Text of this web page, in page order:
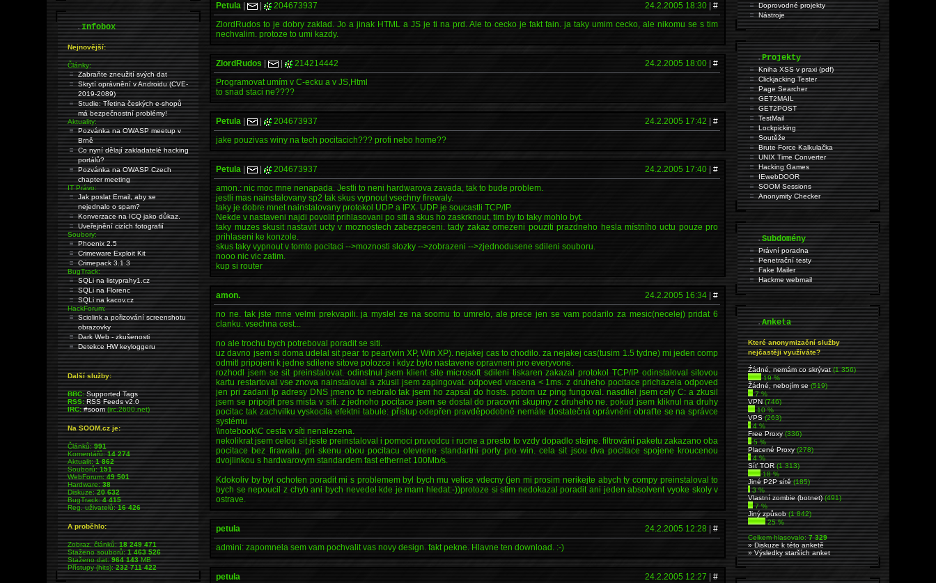
Petula | | 204673937 24.2.2005 18:30 |#
ZlordRudos to je dobry zaklad. Jo a jinak HTML a JS je ti na prd. Ale to cecko je fakt fain. ja taky umim cecko, ale nikomu se s tim
nechvalim. protoze to umi kazdy.
ZlordRudos | | 214214442 24.2.2005 18:00 |#
Programovat umím v C-ecku a v JS,Html
to snad staci ne????
Petula | | 204673937 24.2.2005 17:42 |#
jake pouzivas winy na tech pocitacich??? profi nebo home??
Petula | | 204673937 24.2.2005 17:40 |#
amon.: nic moc mne nenapada. Jestli to neni hardwarova zavada, tak to bude problem.
jestli mas nainstalovany sp2 tak skus vypnout vsechny firewaly.
taky je dobre mnet nainstalovany protokol UDP a IPX. UDP je soucastli TCP/IP.
Nekde v nastaveni najdi povolit prihlasovani po siti a skus ho zaskrknout, tim by to taky mohlo byt.
taky muzes skusit nastavit ucty v moznostech zabezpeceni. tady zakaz omezeni pouziti prazdneho hesla místního uctu pouze pro
prihlaseni ke konzole.
skus taky vypnout v tomto pocitaci -->moznosti slozky -->zobrazeni -->zjednodusene sdileni souboru.
nooo nic vic zatim.
kup si router
amon. 24.2.2005 16:34 |#
no ne. tak jste mne velmi prekvapili. ja myslel ze na soomu to umrelo, ale prece jen se vam podarilo za mesic(necelej) pridat 6
clanku. vsechna cest...
no ale trochu bych potreboval poradit se siti.
uz davno jsem si doma udelal sit pear to pear(win XP, Win XP). nejakej cas to chodilo. za nejakej cas(tusim 1.5 tydne) mi jeden comp
odmitl pripojeni k jedne sdilene sitove polozce i kdyz bylo nastavene opravneni pro everyvone.
rozhodl jsem se sit preinstalovat. odinstnul jsem klient site microsoft sdileni tiskaren zakazal protokol TCP/IP odinstaloval sitovou
kartu restartoval vse znova nainstaloval a zkusil jsem zapingovat. odpoved vracena < 1ms. z druheho pocitace prichazela odpoved
jen pri zadani Ip adresy DNS jmeno to nebralo tak jsem ho zapsal do hosts. potom uz ping fungoval. nasdilel jsem cely C: a zkusil
jsem se pripojit pres mista v siti. z jednoho pocitace jsem se dostal do pracovni skupiny z druheho ne. pokud jsem kliknul na druhy
pocitac tak zachvilku vyskocila efektni tabule: přístup odepřen pravděpodobně nemáte dostatečná oprávnění obraťte se na správce
systému
\\notebook\C cesta v síti nenalezena.
nekolikrat jsem celou sit jeste preinstaloval i pomoci pruvodcu i rucne a presto to vzdy dopadlo stejne. filtrování paketu zakazano oba
pocitace bez firawalu. pri skenu obou pocitacu otevrene standartni porty pro win. cela sit jsou dva pocitace spojene kroucenou
dvojlinkou s hardwarovym standardem fast ethernet 100Mb/s.
Kdokoliv by byl ochoten poradit mi s problemem byl bych mu velice vdecny (jen mi prosim nerikejte abych ty compy preinstaloval to
bych se nepoucil z chyb ani bych nevedel kde je mam hledat:-))protoze si stim nedokazal poradit ani jeden absolvent vyoke skoly v
ostrave.
petula 24.2.2005 12:28 |#
admini: zapomnela sem vam pochvalit vas novy design. fakt pekne. Hlavne ten download. :-)
petula 24.2.2005 12:27 |#
.Infobox
Nejnovější:
Články:
Zabraňte zneužití svých dat
Skrytí oprávnění v Androidu (CVE-
2019-2089)
Studie: Třetina českých e-shopů
má bezpečnostní problémy!
Aktuality:
Pozvánka na OWASP meetup v
Brně
Co nyní dělají zakladatelé hacking
portálů?
Pozvánka na OWASP Czech
chapter meeting
IT Právo:
Jak poslat Email, aby se
nejednalo o spam?
Konverzace na ICQ jako důkaz.
Uveřejnění cizích fotografií
Soubory:
Phoenix 2.5
Crimeware Exploit Kit
Crimepack 3.1.3
BugTrack:
SQLi na listyprahy1.cz
SQLi na Florenc
SQLi na kacov.cz
HackForum:
Sciolink a pořizování screenshotu
obrazovky
Dark Web - zkušenosti
Detekce HW keyloggeru
Další služby:
BBC: Supported Tags
RSS: RSS Feeds v2.0
IRC: #soom(irc.2600.net)
Na SOOM.cz je:
Článků:991
Komentářů:14 274
Aktualit:1 862
Souborů:151
WebForum:49 501
Hardware:38
Diskuze:20 632
BugTrack:4 415
Reg. uživatelů:16 426
A proběhlo:
Zobraz. článků:18 249 471
Staženo souborů:1 463 526
Staženo dat:964 143MB
Přístupy (hits):232 711 422
Doprovodné projekty
Nástroje
.Projekty
Kniha XSS v praxi (pdf)
Clickjacking Tester
Page Searcher
GET2MAIL
GET2POST
TestMail
Lockpicking
Soutěže
Brute Force Kalkulačka
UNIX Time Converter
Hacking Games
IEwebDOOR
SOOM Sessions
Anonymity Checker
.Subdomény
Právní poradna
Penetrační testy
Fake Mailer
Hackme webmail
.Anketa
Které anonymizační služby
nejčastěji využíváte?
Źádné, nemám co skrývat(1 356)
19 %
Žádné, nebojím se(519)
7 %
VPN(746)
10 %
VPS(263)
4 %
Free Proxy(336)
5 %
Placené Proxy(278)
4 %
Síť TOR(1 313)
18 %
Jiné P2P sítě(185)
3 %
Vlastní zombie (botnet)(491)
7 %
Jiný způsob(1 842)
25 %
Celkem hlasovalo:7 329
» Diskuze k této anketě
» Výsledky starších anket